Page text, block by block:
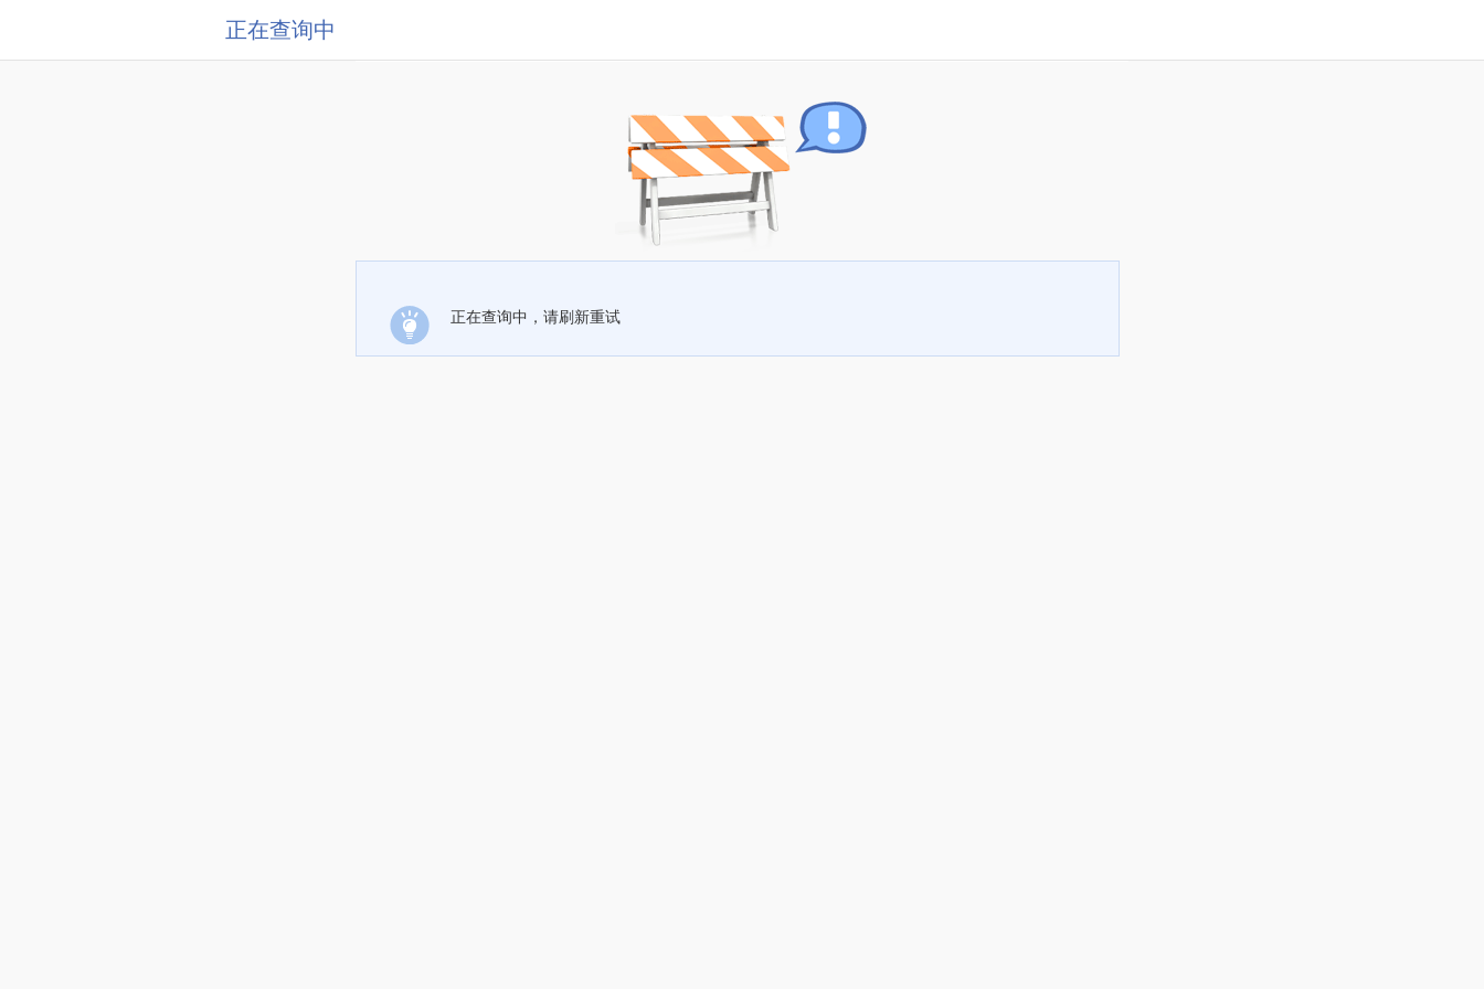
正在查询中
正在查询中，请刷新重试